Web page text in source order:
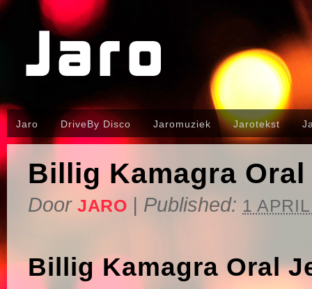
Jaro DriveBy Disco Jaromuziek Jarotekst
Billig Kamagra
Door JARO | Published: 1
Billig Kamagra Oral